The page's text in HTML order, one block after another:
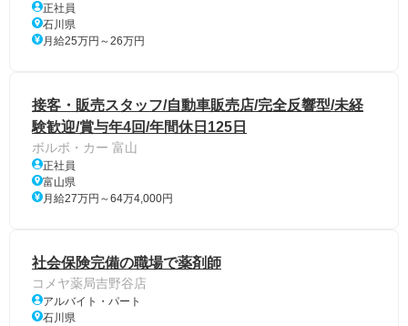
正社員
石川県
月給25万円～26万円
接客・販売スタッフ/自動車販売店/完全反響型/未経
験歓迎/賞与年4回/年間休日125日
ボルボ・カー 富山
正社員
富山県
月給27万円～64万4,000円
社会保険完備の職場で薬剤師
コメヤ薬局吉野谷店
アルバイト・パート
石川県